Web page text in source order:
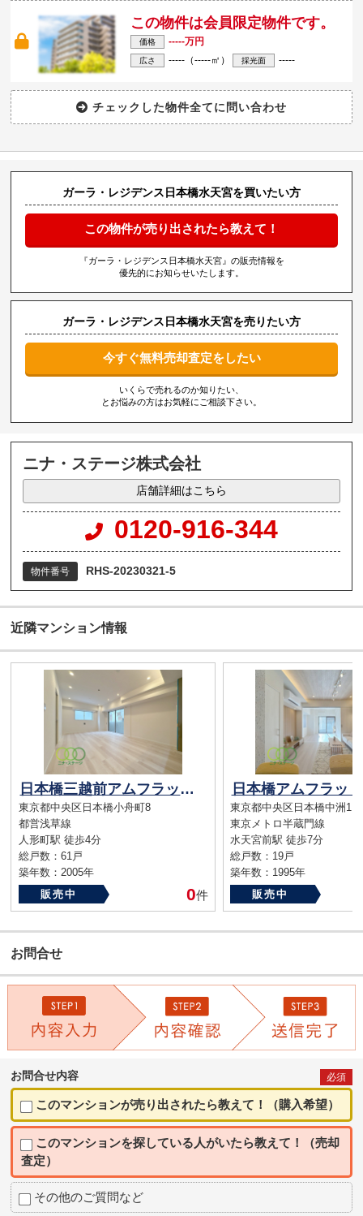
この物件は会員限定物件です。
価格 -----万円
広さ -----（-----㎡） 採光面 -----
ガーラ・レジデンス日本橋水天宮を買いたい方
この物件が売り出されたら教えて！
『ガーラ・レジデンス日本橋水天宮』の販売情報を
優先的にお知らせいたします。
ガーラ・レジデンス日本橋水天宮を売りたい方
今すぐ無料売却査定をしたい
いくらで売れるのか知りたい、
とお悩みの方はお気軽にご相談下さい。
ニナ・ステージ株式会社
店舗詳細はこちら
0120-916-344
物件番号 RHS-20230321-5
近隣マンション情報
日本橋三越前アムフラット壱番館
東京都中央区日本橋小舟町8
都営浅草線
人形町駅 徒歩4分
総戸数：61戸
築年数：2005年
販売中
0件
日本橋アムフラット
東京都中央区日本橋中洲11
東京メトロ半蔵門線
水天宮前駅 徒歩7分
総戸数：19戸
築年数：1995年
販売中
お問合せ
お問合せ内容 必須
このマンションが売り出されたら教えて！（購入希望）
このマンションを探している人がいたら教えて！（売却
査定）
その他のご質問など